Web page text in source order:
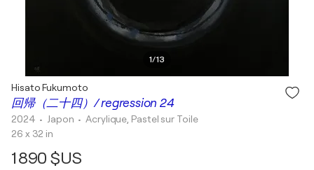
1/13
回帰（二十四）/ regression 24
Hisato Fukumoto
2024 • Japon •Acrylique, Pastel sur Toile
26 x 32 in
1 890 $US